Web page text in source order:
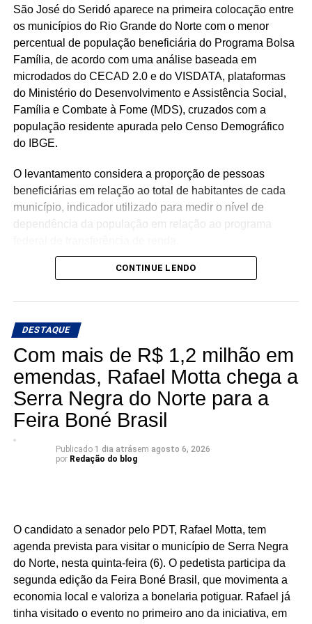
São José do Seridó aparece na primeira colocação entre
os municípios do Rio Grande do Norte com o menor
percentual de população beneficiária do Programa Bolsa
Família, de acordo com uma análise baseada em
microdados do CECAD 2.0 e do VISDATA, plataformas
do Ministério do Desenvolvimento e Assistência Social,
Família e Combate à Fome (MDS), cruzados com a
população residente apurada pelo Censo Demográfico
do IBGE.
O levantamento considera a proporção de pessoas
beneficiárias em relação ao total de habitantes de cada
município, indicador utilizado para medir o nível de
dependência da população em relação ao programa
Com população de 4.558 habitantes, São José do Seridó
Família, o equivalente a 13,6% da população, o menor
percentual entre os municípios potiguares analisados.
Na sequência aparecem Ouro Branco (16,7%), Cruzeta
(18,5%), Parnamirim (20,1%), Jardim do Seridó (20,7%),
Acari (21,8%), Natal (22,3%), Carnaúba dos Dantas
(23,2%), Mossoró (25,7%) e Caicó (30,2%).
Seridó está associado à diversificação da economia local
e à geração de empregos formais. O município possui
das famílias e reduzindo a necessidade de acesso ao
benefício.
Especialistas que analisaram os dados também atribuem
esse resultado ao trabalho desenvolvido pela política
municipal de assistência social. Na avaliação deles, a
CONTINUE LENDO
DESTAQUE
Com mais de R$ 1,2 milhão em
emendas, Rafael Motta chega a
Serra Negra do Norte para a
Feira Boné Brasil
Publicado 1 dia atrásem agosto 6, 2026
por Redação do blog
O candidato a senador pelo PDT, Rafael Motta, tem
agenda prevista para visitar o município de Serra Negra
do Norte, nesta quinta-feira (6). O pedetista participa da
segunda edição da Feira Boné Brasil, que movimenta a
economia local e valoriza a bonelaria potiguar. Rafael já
tinha visitado o evento no primeiro ano da iniciativa, em